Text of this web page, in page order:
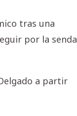
tras una
por la senda
a partir